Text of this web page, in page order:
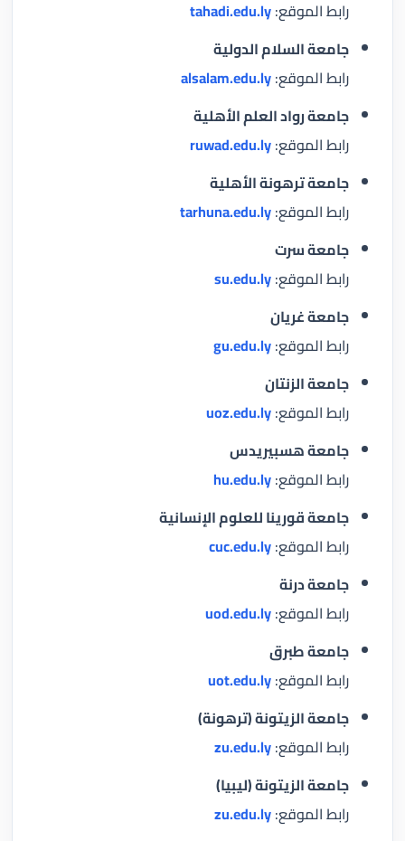
رابط الموقع:tahadi.edu.ly
جامعة السلام الدولية
رابط الموقع:alsalam.edu.ly
جامعة رواد العلم الأهلية
رابط الموقع:ruwad.edu.ly
جامعة ترهونة الأهلية
رابط الموقع:tarhuna.edu.ly
جامعة سرت
رابط الموقع:su.edu.ly
جامعة غريان
رابط الموقع:gu.edu.ly
جامعة الزنتان
رابط الموقع:uoz.edu.ly
جامعة هسبيريدس
رابط الموقع:hu.edu.ly
جامعة قورينا للعلوم الإنسانية
رابط الموقع:cuc.edu.ly
جامعة درنة
رابط الموقع:uod.edu.ly
جامعة طبرق
رابط الموقع:uot.edu.ly
جامعة الزيتونة (ترهونة)
رابط الموقع:zu.edu.ly
جامعة الزيتونة (ليبيا)
رابط الموقع:zu.edu.ly